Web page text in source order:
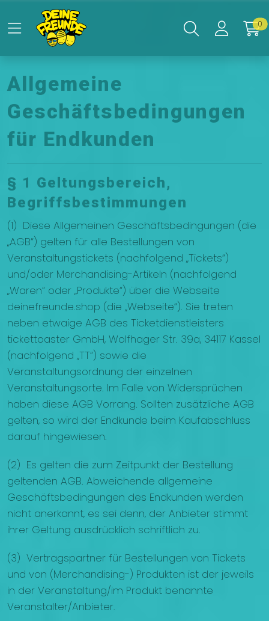
Zum Hauptinhalt springen
0
Allgemeine
Geschäftsbedingungen
für Endkunden
§ 1 Geltungsbereich,
Begriffsbestimmungen
(1) Diese Allgemeinen Geschäftsbedingungen (die
„AGB“) gelten für alle Bestellungen von
Veranstaltungstickets (nachfolgend „Tickets“)
und/oder Merchandising-Artikeln (nachfolgend
„Waren“ oder „Produkte“) über die Webseite
deinefreunde.shop (die „Webseite“). Sie treten
neben etwaige AGB des Ticketdienstleisters
tickettoaster GmbH, Wolfhager Str. 39a, 34117 Kassel
(nachfolgend „TT“) sowie die
Veranstaltungsordnung der einzelnen
Veranstaltungsorte. Im Falle von Widersprüchen
haben diese AGB Vorrang. Sollten zusätzliche AGB
gelten, so wird der Endkunde beim Kaufabschluss
darauf hingewiesen.
(2) Es gelten die zum Zeitpunkt der Bestellung
geltenden AGB. Abweichende allgemeine
Geschäftsbedingungen des Endkunden werden
nicht anerkannt, es sei denn, der Anbieter stimmt
ihrer Geltung ausdrücklich schriftlich zu.
(3) Vertragspartner für Bestellungen von Tickets
und von (Merchandising-) Produkten ist der jeweils
in der Veranstaltung/im Produkt benannte
Veranstalter/Anbieter.